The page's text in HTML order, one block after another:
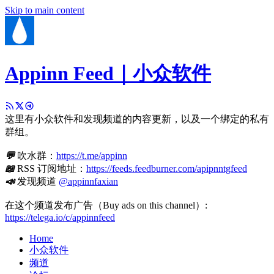
Skip to main content
Appinn Feed｜小众软件
这里有小众软件和发现频道的内容更新，以及一个绑定的私有
群组。
💬吹水群： https://t.me/appinn
📖RSS 订阅地址： https://feeds.feedburner.com/apipnntgfeed
📣发现频道 @appinnfaxian
在这个频道发布广告（Buy ads on this channel）:
https://telega.io/c/appinnfeed
Home
小众软件
频道